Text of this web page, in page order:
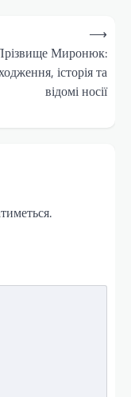
Миронюк:
історія та
відомі носії
⟶